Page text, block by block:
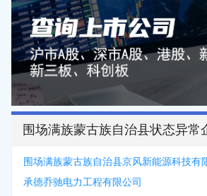
围场满族蒙古族自治县状态异常
围场满族蒙古族自治县京风新能源科技有
承德乔驰电力工程有限公司